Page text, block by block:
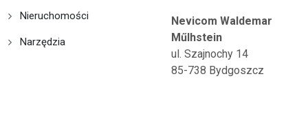
Nieruchomości
Narzędzia
Nevicom Waldemar
Műlhstein
ul. Szajnochy 14
85-738 Bydgoszcz